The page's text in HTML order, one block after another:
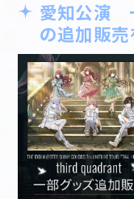
愛知公演
の追加販売